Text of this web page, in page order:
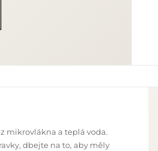
mikrovlákna a teplá voda.
dbejte na to, aby měly